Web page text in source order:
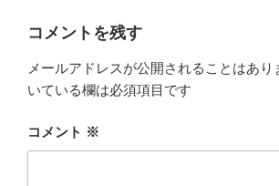
コメントを残す
メールアドレスが公開されることはあり
いている欄は必須項目です
コメント ※